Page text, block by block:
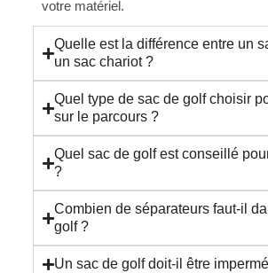
votre matériel.
Quelle est la différence entre un
un sac chariot ?
Quel type de sac de golf choisir
sur le parcours ?
Quel sac de golf est conseillé
?
Combien de séparateurs faut-il
golf ?
Un sac de golf doit-il être